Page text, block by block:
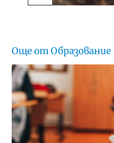
Следваща новина
Още от Образование